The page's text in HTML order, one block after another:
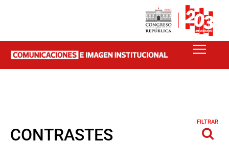
CONTRASTES
FILTRAR